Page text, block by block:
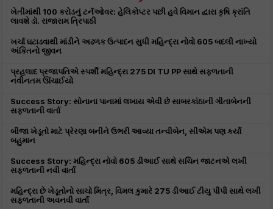
ખેતીમાંથી 100 કરોડનું ટર્નઓવર: હેલિકોપ્ટર પછી હવે વિમાન દ્વારા કૃષિ ક્રાંતિ
લાવશે ડૉ. રાજારામ ત્રિપાઠી
ખર્ચા ઘટાડવાથી માંડીને અઢળક ઉત્પાદન સુધી મહિન્દ્રા નોવો 605 બદલી નાખ્યો
અંકિતનો જીવન
પ્રહલાદ પ્રજાપતિએ સ્પર્શી મહિન્દ્રા 275 DI TU PP સાથે સફળતાની
નવીનતમ ઊંચાઈયો
Success Story: સોનાના પાનામાં લખાય એવી છે સાબરકાંઠાની ગીતાબેનની
સફળતાની વાર્તા
બીજા ખેડૂતો માટે પ્રેરણા બનીને ઉભરી આવ્યા તન્વીબેન, સીએમ પણ કર્યો
બહુમાન
Success Story: મહિન્દ્રા નોવો 605 ડીઆઈ સાથે સચિન જાટનએ લખી
સફળતાની નવી વાર્તા
મહિન્દ્રા છે ખેડૂતોનો સાચો મિત્ર, વિમલ કુમારે 275 ડીઆઈ ટીયુ પીપી સાથે લખી
સફળતાની અવનવી વાર્તા